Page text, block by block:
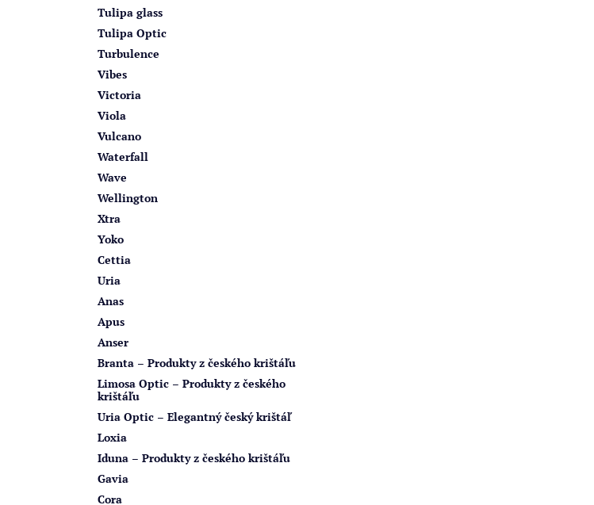
Tulipa glass
Tulipa Optic
Turbulence
Vibes
Victoria
Viola
Vulcano
Waterfall
Wave
Wellington
Xtra
Yoko
Cettia
Uria
Anas
Apus
Anser
Branta – Produkty z českého krištáľu
Limosa Optic – Produkty z českého
krištáľu
Uria Optic – Elegantný český krištáľ
Loxia
Iduna – Produkty z českého krištáľu
Gavia
Cora